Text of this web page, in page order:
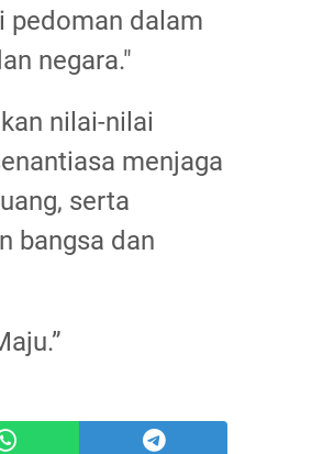
pedoman dalam
negara."
nilai-nilai
menjaga
serta
bangsa dan